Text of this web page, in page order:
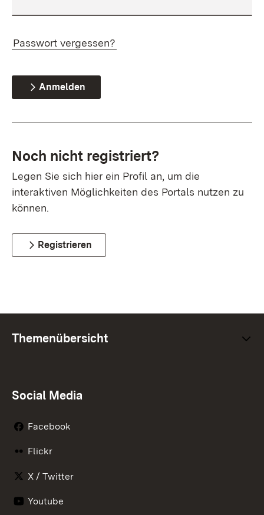
Passwort vergessen?
Anmelden
Noch nicht registriert?
Legen Sie sich hier ein Profil an, um die
interaktiven Möglichkeiten des Portals nutzen zu
können.
Registrieren
Themenübersicht
Social Media
Facebook
Flickr
X / Twitter
Youtube